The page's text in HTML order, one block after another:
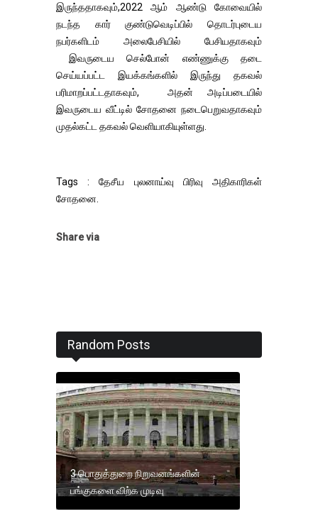
இருந்ததாகவும்,2022 ஆம் ஆண்டு கோவையில்
நடந்த கார் குண்டுவெடிப்பில் தொடர்புடைய
நபர்களிடம் அலைபேசியில் பேசியதாகவும்
இவருடைய செல்போன் எண்ணுக்கு தடை
செய்யப்பட்ட இயக்கங்களில் இருந்து தகவல்
பரிமாறப்பட்டதாகவும், அதன் அடிப்படையில்
இவருடைய வீட்டில் சோதனை நடைபெறுவதாகவும்
முதல்கட்ட தகவல் வெளியாகியுள்ளது.
Tags : தேசீய புலனாய்வு பிரிவு அதிகாரிகள்
சோதனை.
Share via
Random Posts
3 பொதுத்துறை நிறுவனங்களின்
பங்குகளை விற்க முடிவு